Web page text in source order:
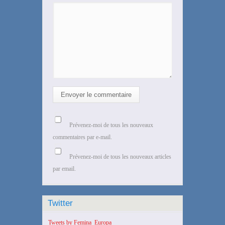
Envoyer le commentaire
Prévenez-moi de tous les nouveaux
commentaires par e-mail.
Prévenez-moi de tous les nouveaux articles
par email.
Twitter
Tweets by Femina_Europa